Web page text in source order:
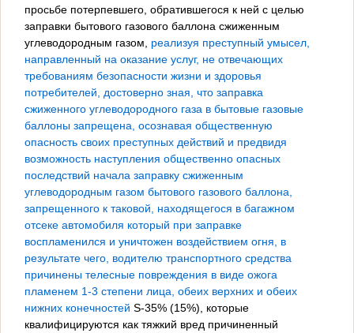
просьбе потерпевшего, обратившегося к ней с целью
заправки бытового газового баллона сжиженным
углеводородным газом, реализуя преступный умысел,
направленный на оказание услуг, не отвечающих
требованиям безопасности жизни и здоровья
потребителей, достоверно зная, что заправка
сжиженного углеводородного газа в бытовые газовые
баллоны запрещена, осознавая общественную
опасность своих преступных действий и предвидя
возможность наступления общественно опасных
последствий начала заправку сжиженным
углеводородным газом бытового газового баллона,
запрещенного к таковой, находящегося в багажном
отсеке автомобиля который при заправке
воспламенился и уничтожен воздействием огня, в
результате чего, водителю транспортного средства
причинены телесные повреждения в виде ожога
пламенем 1-3 степени лица, обеих верхних и обеих
нижних конечностей S-35% (15%), которые
квалифицируются как тяжкий вред причиненный